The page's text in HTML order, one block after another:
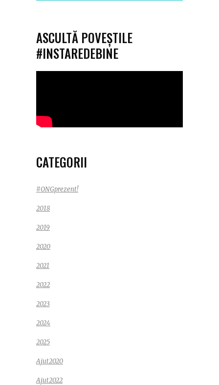
ASCULTĂ POVEȘTILE
#INSTAREDEBINE
CATEGORII
#ONGprezent!
2018
2019
2020
2021
2022
2023
2024
2025
Ajut2020
Ajut2022